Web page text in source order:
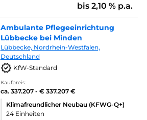
bis 2,10 % p.a.
Ambulante Pflegeeinrichtung
Lübbecke bei Minden
Lübbecke, Nordrhein-Westfalen,
Deutschland
KfW-Standard
Kaufpreis:
ca. 337.207 - € 337.207 €
Klimafreundlicher Neubau (KFWG-Q+)
24 Einheiten